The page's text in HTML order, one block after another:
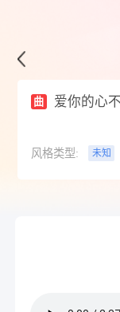
曲 爱你的心
风格类型: 未知